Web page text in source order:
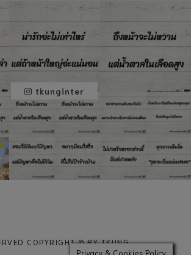
tkunginter
COPYRIGHT © BY TKUNG
Privacy & Cookies Policy